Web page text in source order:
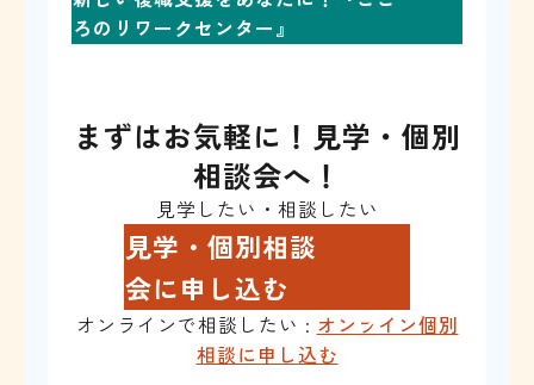
ろのリワークセンター』
まずはお気軽に！見学・個別
相談会へ！
見学したい・相談したい
見学・個別相談
会に申し込む
オンラインで相談したい : オンライン個別
相談に申し込む